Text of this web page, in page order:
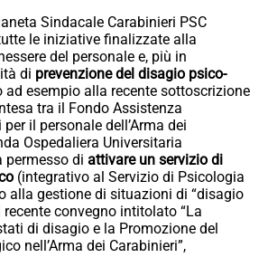
Sindacale Carabinieri PSC
le iniziative finalizzate alla
del personale e, più in
di prevenzione del disagio psico-
ad esempio alla recente sottoscrizione
tra il Fondo Assistenza
il personale dell’Arma dei
Ospedaliera Universitaria
permesso di attivare un servizio di
(integrativo al Servizio di Psicologia
alla gestione di situazioni di “disagio
recente convegno intitolato “La
di disagio e la Promozione del
nell’Arma dei Carabinieri”,